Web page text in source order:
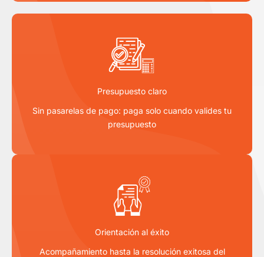
Presupuesto claro
Sin pasarelas de pago: paga solo cuando valides tu
presupuesto
Orientación al éxito
Acompañamiento hasta la resolución exitosa del